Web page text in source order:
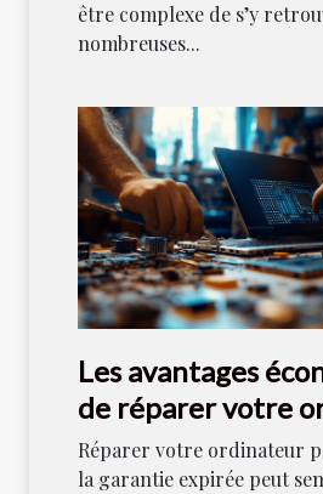
être complexe de s’y
nombreuses...
Les avantages
de réparer votre
portable après la
Réparer votre ordinateur
la garantie expirée peut